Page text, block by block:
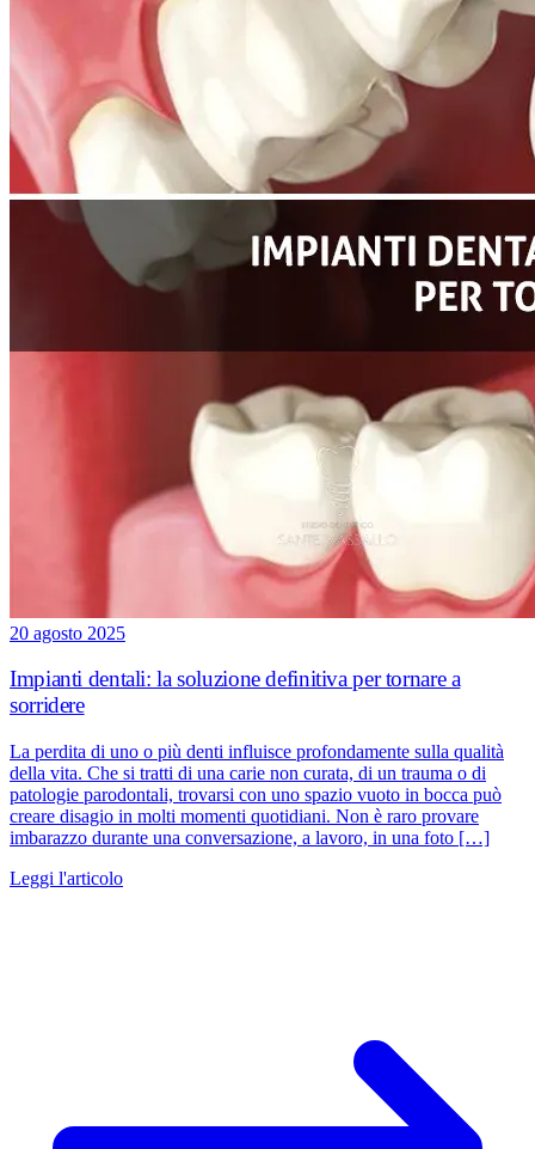
20 agosto 2025
Impianti dentali: la soluzione definitiva per tornare a
sorridere
La perdita di uno o più denti influisce profondamente sulla qualità
della vita. Che si tratti di una carie non curata, di un trauma o di
patologie parodontali, trovarsi con uno spazio vuoto in bocca può
creare disagio in molti momenti quotidiani. Non è raro provare
imbarazzo durante una conversazione, a lavoro, in una foto […]
Leggi l'articolo